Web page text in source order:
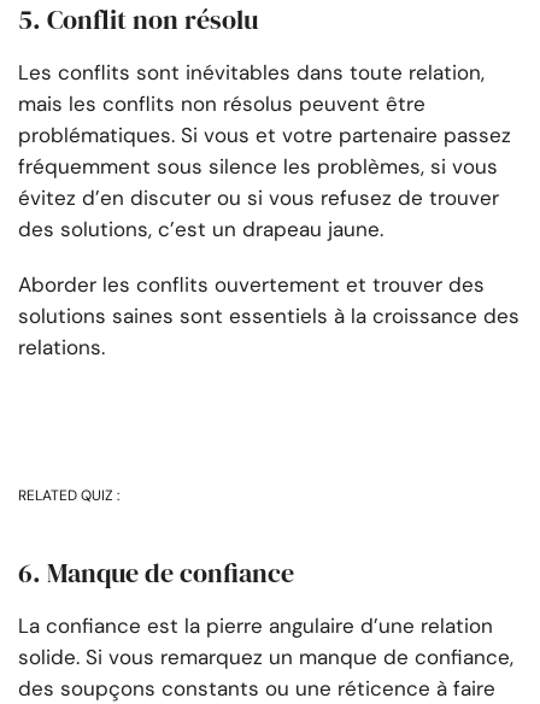
5. Conflit non résolu
Les conflits sont inévitables dans toute relation,
mais les conflits non résolus peuvent être
problématiques. Si vous et votre partenaire passez
fréquemment sous silence les problèmes, si vous
évitez d’en discuter ou si vous refusez de trouver
des solutions, c’est un drapeau jaune.
Aborder les conflits ouvertement et trouver des
solutions saines sont essentiels à la croissance des
relations.
RELATED QUIZ :
6. Manque de confiance
La confiance est la pierre angulaire d’une relation
solide. Si vous remarquez un manque de confiance,
des soupçons constants ou une réticence à faire